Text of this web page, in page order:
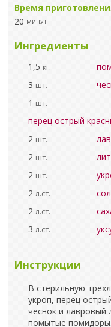
Время
20 минут
Ингредиенты
1,5 кг.
3 шт.
1 шт.
перец острый
2 шт.
2 шт.
2 шт.
2 л.ст.
2 л.ст.
3 л.ст.
Инструкции
В стерильную
укроп, перец
чеснок и лавровый
помытые помидоры.